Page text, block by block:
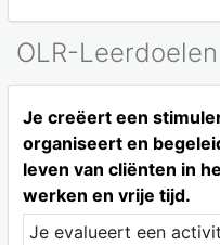
OLR-Leerdoelen
Je creëert een
organiseert en
leven van cliënten in
werken en vrije tijd.
Je evalueert een